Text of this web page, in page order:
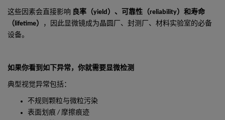
这些因素会直接影响 良率（yield）、可靠性（reliability）和寿命
（lifetime）
，因此显微镜成为晶圆厂、封测厂、材料实验室的必备
设备。
如果你看到如下异常，你就需要显微检测
典型视觉异常包括：
不规则颗粒与微粒污染
表面划痕 / 摩擦痕迹